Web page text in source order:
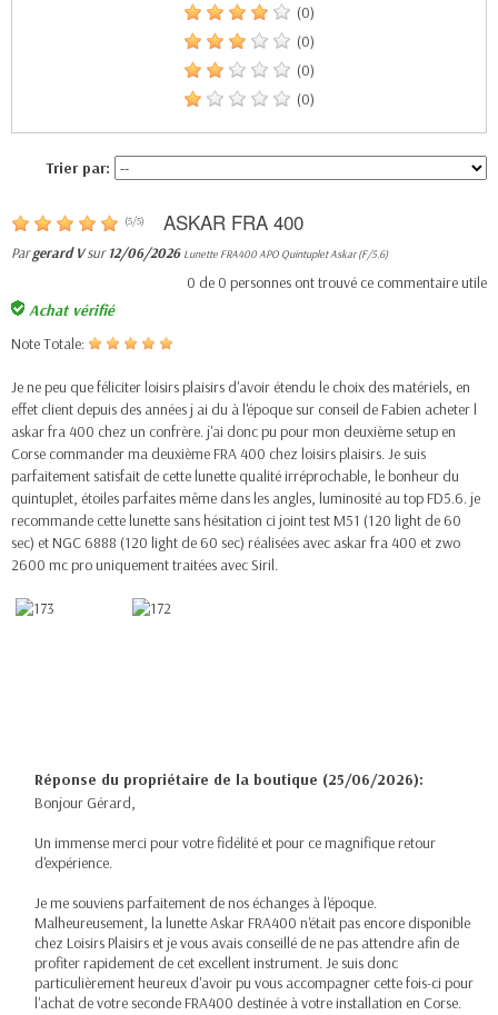
(0)
(0)
(0)
(0)
Trier par:
(5/5) ASKAR FRA 400
Pargerard Vsur12/06/2026 Lunette FRA400 APO Quintuplet Askar (F/5.6)
0 de 0 personnes ont trouvé ce commentaire utile
Achat vérifié
Note Totale:
Je ne peu que féliciter loisirs plaisirs d'avoir étendu le choix des matériels, en
effet client depuis des années j ai du à l'époque sur conseil de Fabien acheter l
askar fra 400 chez un confrère. j'ai donc pu pour mon deuxième setup en
Corse commander ma deuxième FRA 400 chez loisirs plaisirs. Je suis
parfaitement satisfait de cette lunette qualité irréprochable, le bonheur du
quintuplet, étoiles parfaites même dans les angles, luminosité au top FD5.6. je
recommande cette lunette sans hésitation ci joint test M51 (120 light de 60
sec) et NGC 6888 (120 light de 60 sec) réalisées avec askar fra 400 et zwo
2600 mc pro uniquement traitées avec Siril.
Réponse du propriétaire de la boutique (25/06/2026):
Bonjour Gérard,
Un immense merci pour votre fidélité et pour ce magnifique retour
d'expérience.
Je me souviens parfaitement de nos échanges à l'époque.
Malheureusement, la lunette Askar FRA400 n'était pas encore disponible
chez Loisirs Plaisirs et je vous avais conseillé de ne pas attendre afin de
profiter rapidement de cet excellent instrument. Je suis donc
particulièrement heureux d'avoir pu vous accompagner cette fois-ci pour
l'achat de votre seconde FRA400 destinée à votre installation en Corse.